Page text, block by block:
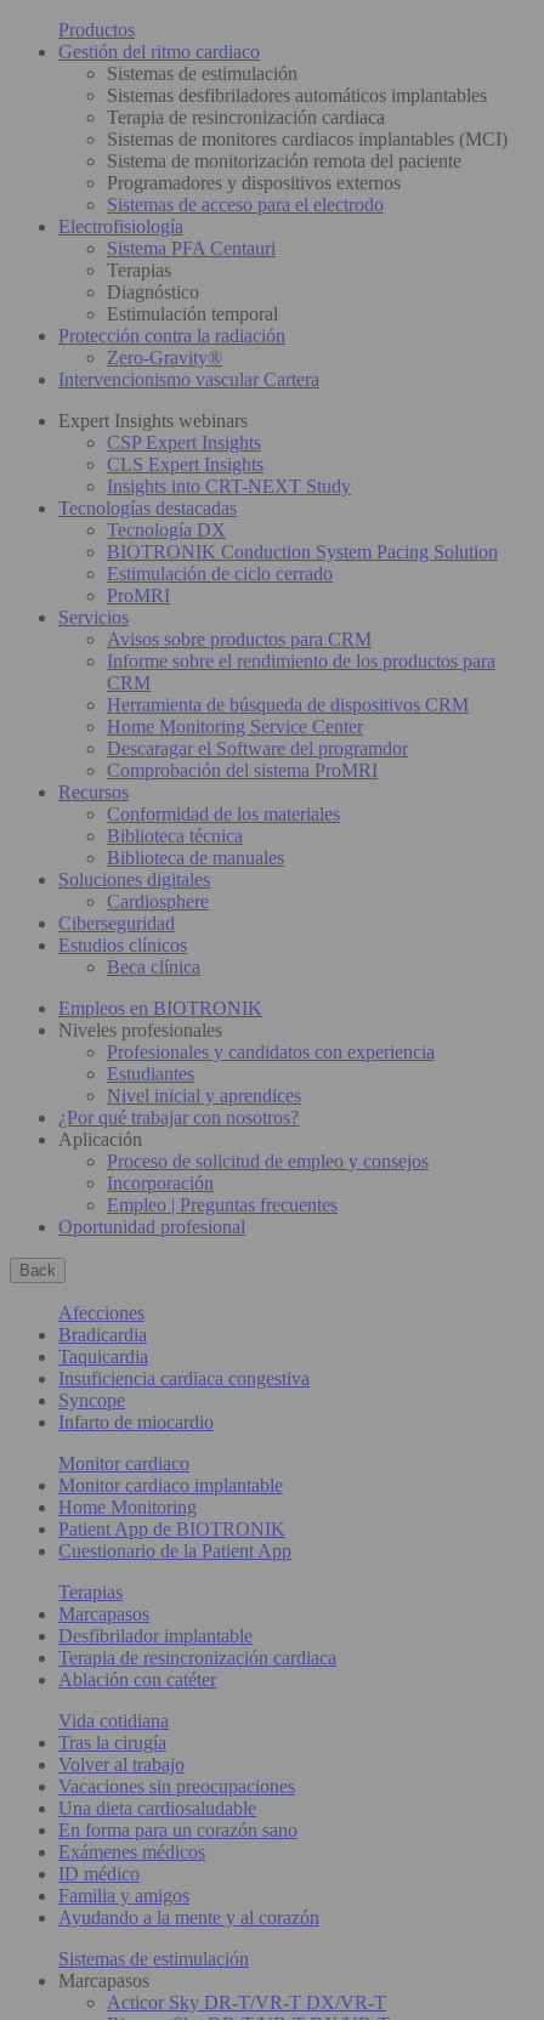
Productos
Gestión del ritmo cardiaco
Sistemas de estimulación
Sistemas desfibriladores automáticos implantables
Terapia de resincronización cardiaca
Sistemas de monitores cardiacos implantables (MCI)
Sistema de monitorización remota del paciente
Programadores y dispositivos externos
Sistemas de acceso para el electrodo
Electrofisiología
Sistema PFA Centauri
Terapias
Diagnóstico
Estimulación temporal
Protección contra la radiación
Zero-Gravity®
Intervencionismo vascular Cartera
Expert Insights webinars
CSP Expert Insights
CLS Expert Insights
Insights into CRT-NEXT Study
Tecnologías destacadas
Tecnología DX
BIOTRONIK Conduction System Pacing Solution
Estimulación de ciclo cerrado
ProMRI
Servicios
Avisos sobre productos para CRM
Informe sobre el rendimiento de los productos para
CRM
Herramienta de búsqueda de dispositivos CRM
Home Monitoring Service Center
Descaragar el Software del programdor
Comprobación del sistema ProMRI
Recursos
Conformidad de los materiales
Biblioteca técnica
Biblioteca de manuales
Soluciones digitales
Cardiosphere
Ciberseguridad
Estudios clínicos
Beca clínica
Empleos en BIOTRONIK
Niveles profesionales
Profesionales y candidatos con experiencia
Estudiantes
Nivel inicial y aprendices
¿Por qué trabajar con nosotros?
Aplicación
Proceso de solicitud de empleo y consejos
Incorporación
Empleo | Preguntas frecuentes
Oportunidad profesional
Back
Afecciones
Bradicardia
Taquicardia
Insuficiencia cardiaca congestiva
Syncope
Infarto de miocardio
Monitor cardiaco
Monitor cardiaco implantable
Home Monitoring
Patient App de BIOTRONIK
Cuestionario de la Patient App
Terapias
Marcapasos
Desfibrilador implantable
Terapia de resincronización cardiaca
Ablación con catéter
Vida cotidiana
Tras la cirugía
Volver al trabajo
Vacaciones sin preocupaciones
Una dieta cardiosaludable
En forma para un corazón sano
Exámenes médicos
ID médico
Familia y amigos
Ayudando a la mente y al corazón
Sistemas de estimulación
Marcapasos
Acticor Sky DR-T/VR-T DX/VR-T